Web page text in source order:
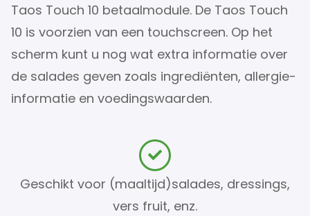
Taos Touch 10 betaalmodule. De Taos Touch
10 is voorzien van een touchscreen. Op het
scherm kunt u nog wat extra informatie over
de salades geven zoals ingrediënten, allergie-
informatie en voedingswaarden.
Geschikt voor (maaltijd)salades, dressings,
vers fruit, enz.